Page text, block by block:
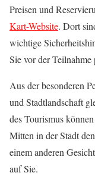
Preisen und
Kart-Website. Dort
wichtige
Sie vor der Teilnahme
Aus der besonderen
und Stadtlandschaft
des Tourismus
Mitten in der Stadt
einem anderen
auf Sie.